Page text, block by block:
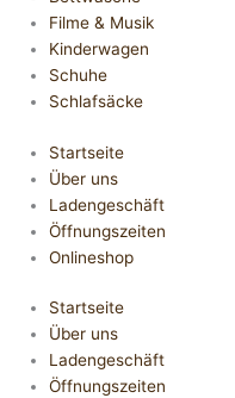
Filme & Musik
Kinderwagen
Schuhe
Schlafsäcke
Startseite
Über uns
Ladengeschäft
Öffnungszeiten
Onlineshop
Startseite
Über uns
Ladengeschäft
Öffnungszeiten